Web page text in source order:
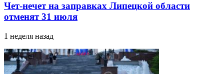
Чет-нечет на заправках Липецкой области
отменят 31 июля
1 неделя назад